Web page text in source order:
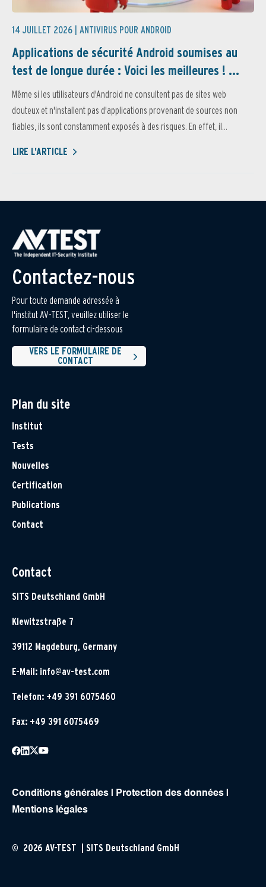
14 JUILLET 2026 | ANTIVIRUS POUR ANDROID
Applications de sécurité Android soumises au
test de longue durée : Voici les meilleures ! ...
Même si les utilisateurs d'Android ne consultent pas de sites web
douteux et n'installent pas d'applications provenant de sources non
fiables, ils sont constamment exposés à des risques. En effet, il...
LIRE L'ARTICLE
Contactez-nous
Pour toute demande adressée à
l'institut AV-TEST, veuillez utiliser le
formulaire de contact ci-dessous
VERS LE FORMULAIRE DE
CONTACT
Plan du site
Institut
Tests
Nouvelles
Certification
Publications
Contact
Contact
SITS Deutschland GmbH
Klewitzstraße 7
39112 Magdeburg, Germany
E-Mail: info@av-test.com
Telefon: +49 391 6075460
Fax: +49 391 6075469
Conditions générales | Protection des données |
Mentions légales
© 2026 AV-TEST | SITS Deutschland GmbH